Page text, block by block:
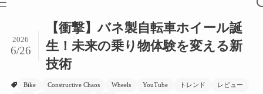
【衝撃】バネ製自転車ホイール誕
生！未来の乗り物体験を変える新
技術
2026
6/26
Bike Constructive Chaos Wheels YouTube トレンド
レビュー